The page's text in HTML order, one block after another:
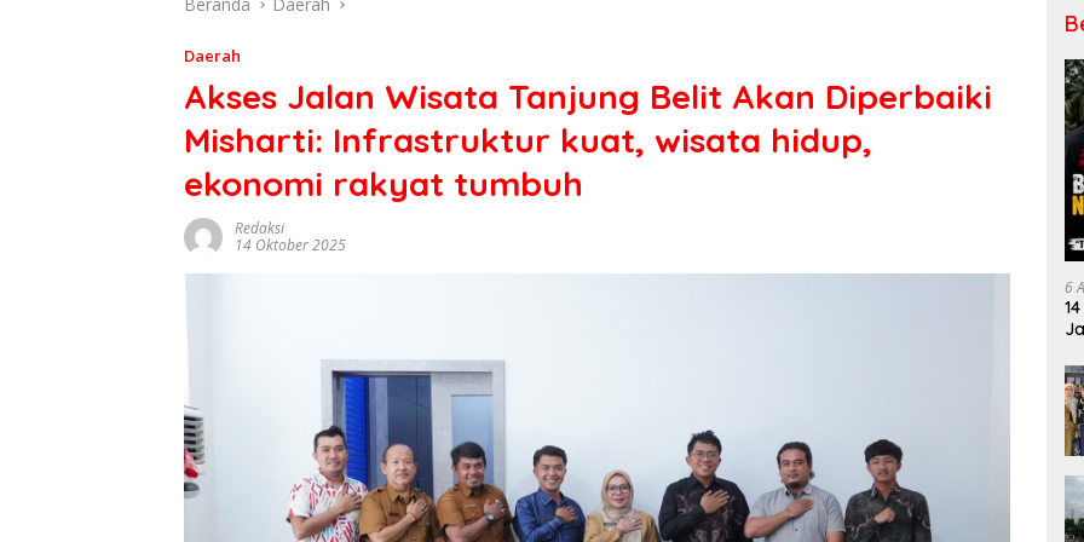
Daerah
Akses Jalan Wisata Tanjung Belit Akan Diperbaiki
Misharti: Infrastruktur kuat, wisata hidup,
ekonomi rakyat tumbuh
Redaksi
14 Oktober 2025
6